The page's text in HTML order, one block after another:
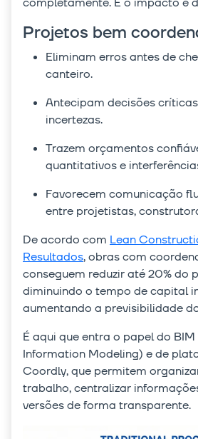
Projetos bem
Eliminam erros antes de
canteiro.
Antecipam decisões
incertezas.
Trazem orçamentos
quantitativos e
Favorecem comunicação
entre projetistas,
De acordo com Lean
Resultados, obras com
conseguem reduzir até 20% do
diminuindo o tempo de capital
aumentando a previsibilidade
É aqui que entra o papel do
Information Modeling) e de
Coordly, que permitem
trabalho, centralizar
versões de forma transparente.